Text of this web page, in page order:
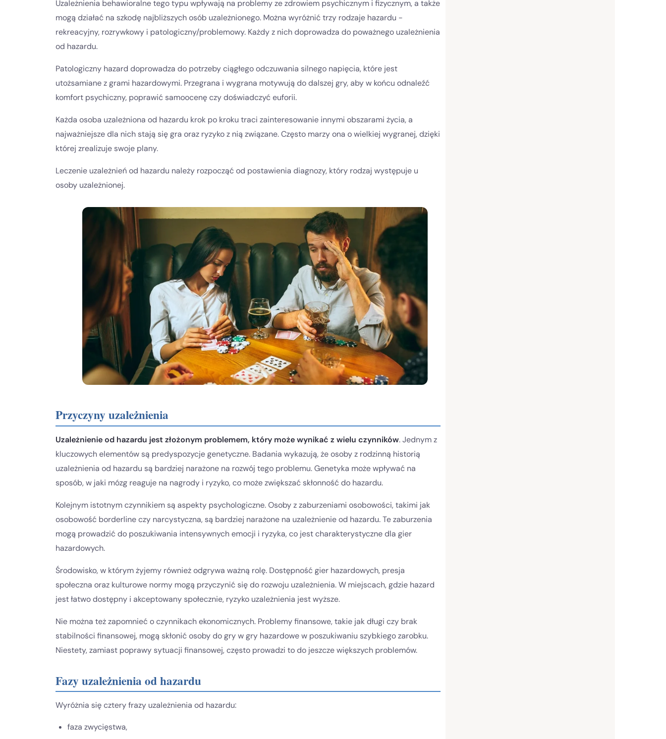
Uzależnienia behawioralne tego typu wpływają na problemy ze zdrowiem psychicznym i fizycznym, a także
mogą działać na szkodę najbliższych osób uzależnionego. Można wyróżnić trzy rodzaje hazardu -
rekreacyjny, rozrywkowy i patologiczny/problemowy. Każdy z nich doprowadza do poważnego uzależnienia
od hazardu.
Patologiczny hazard doprowadza do potrzeby ciągłego odczuwania silnego napięcia, które jest
utożsamiane z grami hazardowymi. Przegrana i wygrana motywują do dalszej gry, aby w końcu odnaleźć
komfort psychiczny, poprawić samoocenę czy doświadczyć euforii.
Każda osoba uzależniona od hazardu krok po kroku traci zainteresowanie innymi obszarami życia, a
najważniejsze dla nich stają się gra oraz ryzyko z nią związane. Często marzy ona o wielkiej wygranej, dzięki
której zrealizuje swoje plany.
Leczenie uzależnień od hazardu należy rozpocząć od postawienia diagnozy, który rodzaj występuje u
osoby uzależnionej.
Przyczyny uzależnienia
Uzależnienie od hazardu jest złożonym problemem, który może wynikać z wielu czynników. Jednym z
kluczowych elementów są predyspozycje genetyczne. Badania wykazują, że osoby z rodzinną historią
uzależnienia od hazardu są bardziej narażone na rozwój tego problemu. Genetyka może wpływać na
sposób, w jaki mózg reaguje na nagrody i ryzyko, co może zwiększać skłonność do hazardu.
Kolejnym istotnym czynnikiem są aspekty psychologiczne. Osoby z zaburzeniami osobowości, takimi jak
osobowość borderline czy narcystyczna, są bardziej narażone na uzależnienie od hazardu. Te zaburzenia
mogą prowadzić do poszukiwania intensywnych emocji i ryzyka, co jest charakterystyczne dla gier
hazardowych.
Środowisko, w którym żyjemy również odgrywa ważną rolę. Dostępność gier hazardowych, presja
społeczna oraz kulturowe normy mogą przyczynić się do rozwoju uzależnienia. W miejscach, gdzie hazard
jest łatwo dostępny i akceptowany społecznie, ryzyko uzależnienia jest wyższe.
Nie można też zapomnieć o czynnikach ekonomicznych. Problemy finansowe, takie jak długi czy brak
stabilności finansowej, mogą skłonić osoby do gry w gry hazardowe w poszukiwaniu szybkiego zarobku.
Niestety, zamiast poprawy sytuacji finansowej, często prowadzi to do jeszcze większych problemów.
Fazy uzależnienia od hazardu
Wyróżnia się cztery frazy uzależnienia od hazardu:
faza zwycięstwa,